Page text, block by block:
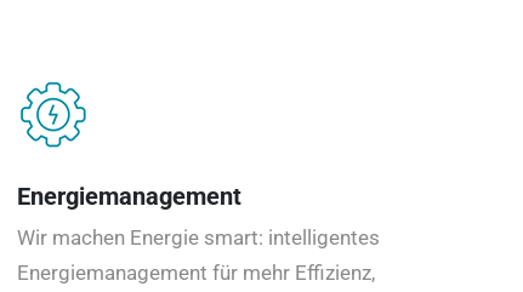
Energiemanagement
Wir machen Energie smart: intelligentes
Energiemanagement für mehr Effizienz,